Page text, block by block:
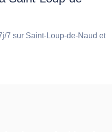
7 sur Saint-Loup-de-Naud et